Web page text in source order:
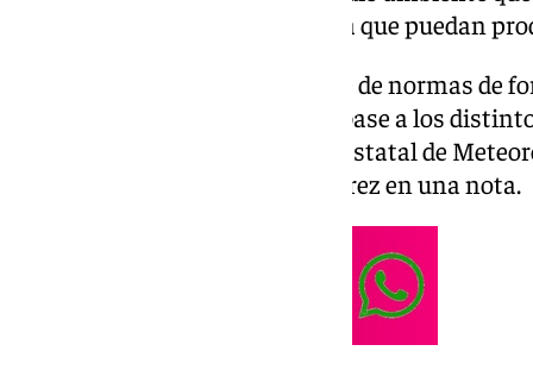
consecuencia de la climatología que puedan
El protocolo establece una serie de normas
las posibles consecuencias en base a los
roja– que establece la Agencia Estatal de
indicado el Ayuntamiento de Jerez en una nota.